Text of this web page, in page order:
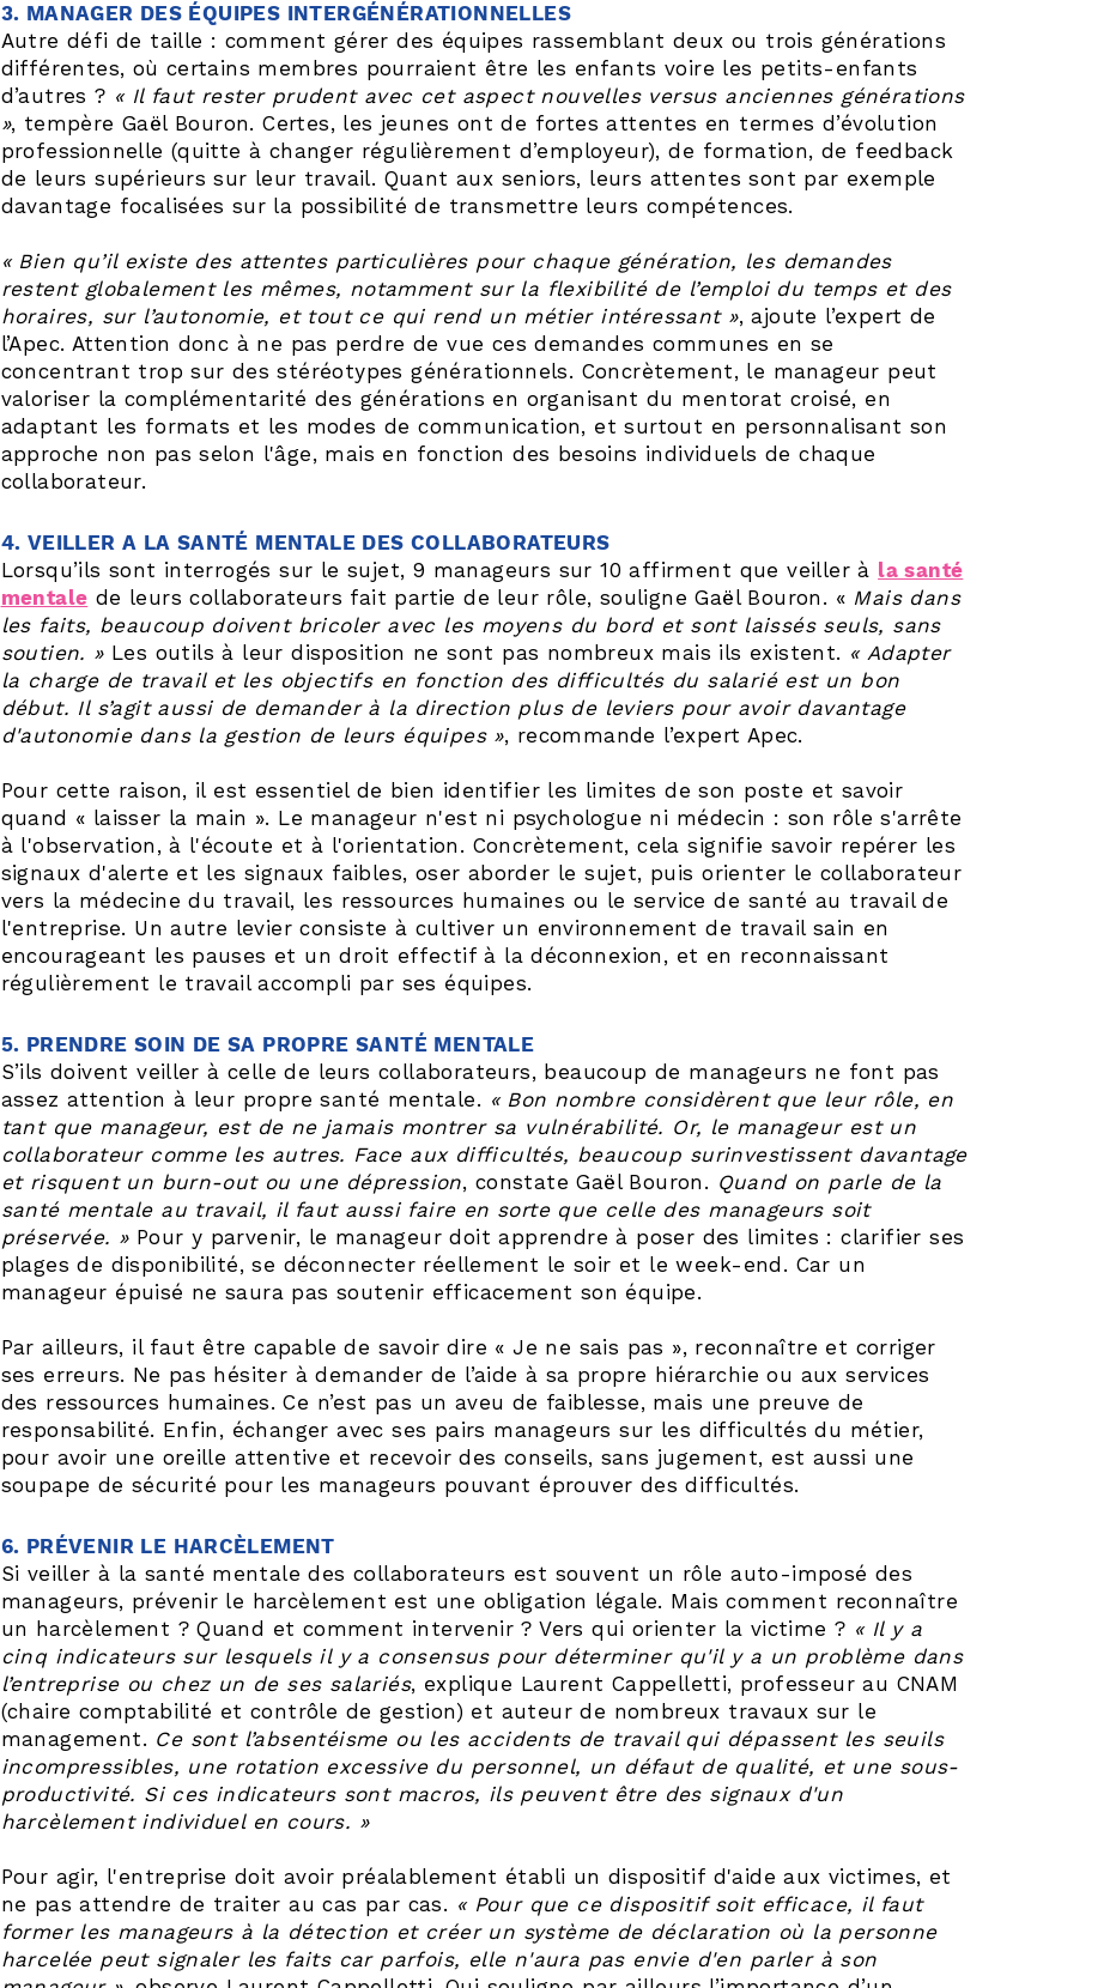
3. MANAGER DES ÉQUIPES INTERGÉNÉRATIONNELLES
Autre défi de taille : comment gérer des équipes rassemblant deux ou trois générations
différentes, où certains membres pourraient être les enfants voire les petits-enfants
d’autres ? « Il faut rester prudent avec cet aspect nouvelles versus anciennes générations
», tempère Gaël Bouron. Certes, les jeunes ont de fortes attentes en termes d’évolution
professionnelle (quitte à changer régulièrement d’employeur), de formation, de feedback
de leurs supérieurs sur leur travail. Quant aux seniors, leurs attentes sont par exemple
davantage focalisées sur la possibilité de transmettre leurs compétences.
« Bien qu’il existe des attentes particulières pour chaque génération, les demandes
restent globalement les mêmes, notamment sur la flexibilité de l’emploi du temps et des
horaires, sur l’autonomie, et tout ce qui rend un métier intéressant », ajoute l’expert de
l’Apec. Attention donc à ne pas perdre de vue ces demandes communes en se
concentrant trop sur des stéréotypes générationnels. Concrètement, le manageur peut
valoriser la complémentarité des générations en organisant du mentorat croisé, en
adaptant les formats et les modes de communication, et surtout en personnalisant son
approche non pas selon l'âge, mais en fonction des besoins individuels de chaque
collaborateur.
4. VEILLER A LA SANTÉ MENTALE DES COLLABORATEURS
Lorsqu’ils sont interrogés sur le sujet, 9 manageurs sur 10 affirment que veiller à la santé
mentale de leurs collaborateurs fait partie de leur rôle, souligne Gaël Bouron. « Mais dans
les faits, beaucoup doivent bricoler avec les moyens du bord et sont laissés seuls, sans
soutien. »Les outils à leur disposition ne sont pas nombreux mais ils existent. « Adapter
la charge de travail et les objectifs en fonction des difficultés du salarié est un bon
début. Il s’agit aussi de demander à la direction plus de leviers pour avoir davantage
d'autonomie dans la gestion de leurs équipes », recommande l’expert Apec.
Pour cette raison, il est essentiel de bien identifier les limites de son poste et savoir
quand « laisser la main ». Le manageur n'est ni psychologue ni médecin : son rôle s'arrête
à l'observation, à l'écoute et à l'orientation. Concrètement, cela signifie savoir repérer les
signaux d'alerte et les signaux faibles, oser aborder le sujet, puis orienter le collaborateur
vers la médecine du travail, les ressources humaines ou le service de santé au travail de
l'entreprise. Un autre levier consiste à cultiver un environnement de travail sain en
encourageant les pauses et un droit effectif à la déconnexion, et en reconnaissant
régulièrement le travail accompli par ses équipes.
5. PRENDRE SOIN DE SA PROPRE SANTÉ MENTALE
S’ils doivent veiller à celle de leurs collaborateurs, beaucoup de manageurs ne font pas
assez attention à leur propre santé mentale. « Bon nombre considèrent que leur rôle, en
tant que manageur, est de ne jamais montrer sa vulnérabilité. Or, le manageur est un
collaborateur comme les autres. Face aux difficultés, beaucoup surinvestissent davantage
et risquent un burn-out ou une dépression, constate Gaël Bouron. Quand on parle de la
santé mentale au travail, il faut aussi faire en sorte que celle des manageurs soit
préservée. »Pour y parvenir, le manageur doit apprendre à poser des limites : clarifier ses
plages de disponibilité, se déconnecter réellement le soir et le week-end. Car un
manageur épuisé ne saura pas soutenir efficacement son équipe.
Par ailleurs, il faut être capable de savoir dire « Je ne sais pas », reconnaître et corriger
ses erreurs. Ne pas hésiter à demander de l’aide à sa propre hiérarchie ou aux services
des ressources humaines. Ce n’est pas un aveu de faiblesse, mais une preuve de
responsabilité. Enfin, échanger avec ses pairs manageurs sur les difficultés du métier,
pour avoir une oreille attentive et recevoir des conseils, sans jugement, est aussi une
soupape de sécurité pour les manageurs pouvant éprouver des difficultés.
6. PRÉVENIR LE HARCÈLEMENT
Si veiller à la santé mentale des collaborateurs est souvent un rôle auto-imposé des
manageurs, prévenir le harcèlement est une obligation légale. Mais comment reconnaître
un harcèlement ? Quand et comment intervenir ? Vers qui orienter la victime ? « Il y a
cinq indicateurs sur lesquels il y a consensus pour déterminer qu'il y a un problème dans
l’entreprise ou chez un de ses salariés, explique Laurent Cappelletti, professeur au CNAM
(chaire comptabilité et contrôle de gestion) et auteur de nombreux travaux sur le
management. Ce sont l’absentéisme ou les accidents de travail qui dépassent les seuils
incompressibles, une rotation excessive du personnel, un défaut de qualité, et une sous-
productivité. Si ces indicateurs sont macros, ils peuvent être des signaux d'un
harcèlement individuel en cours. »
Pour agir, l'entreprise doit avoir préalablement établi un dispositif d'aide aux victimes, et
ne pas attendre de traiter au cas par cas. « Pour que ce dispositif soit efficace, il faut
former les manageurs à la détection et créer un système de déclaration où la personne
harcelée peut signaler les faits car parfois, elle n'aura pas envie d'en parler à son